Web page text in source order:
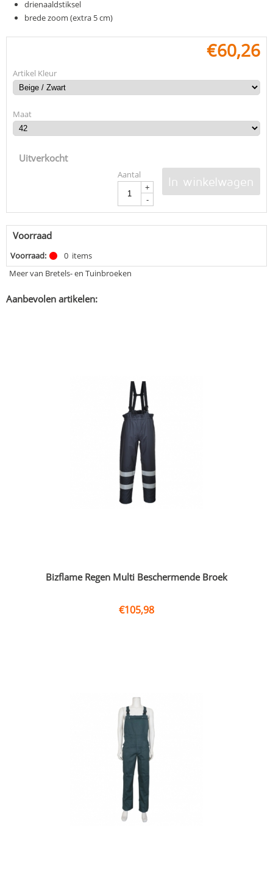
drienaaldstiksel
brede zoom (extra 5 cm)
€60,26
Artikel Kleur
Maat
Uitverkocht
Aantal
+
-
In winkelwagen
Voorraad
Voorraad: 0 items
Meer van Bretels- en Tuinbroeken
Aanbevolen artikelen:
Bizflame Regen Multi Beschermende Broek
€105,98